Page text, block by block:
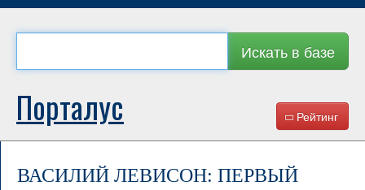
Искать в базе
Рейтинг
Порталус
ВАСИЛИЙ ЛЕВИСОН: ПЕРВЫЙ